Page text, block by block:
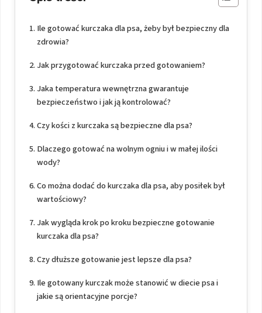
Ile gotować kurczaka dla psa, żeby był bezpieczny dla
zdrowia?
Jak przygotować kurczaka przed gotowaniem?
Jaka temperatura wewnętrzna gwarantuje
bezpieczeństwo i jak ją kontrolować?
Czy kości z kurczaka są bezpieczne dla psa?
Dlaczego gotować na wolnym ogniu i w małej ilości
wody?
Co można dodać do kurczaka dla psa, aby posiłek był
wartościowy?
Jak wygląda krok po kroku bezpieczne gotowanie
kurczaka dla psa?
Czy dłuższe gotowanie jest lepsze dla psa?
Ile gotowany kurczak może stanowić w diecie psa i
jakie są orientacyjne porcje?